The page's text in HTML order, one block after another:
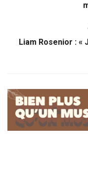
Liam Rosenior : «